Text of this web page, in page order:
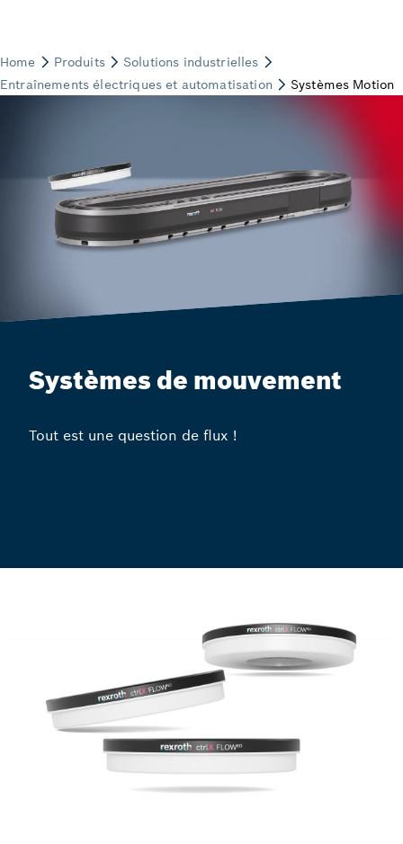
Systèmes de mouvement
Tout est une question de flux !